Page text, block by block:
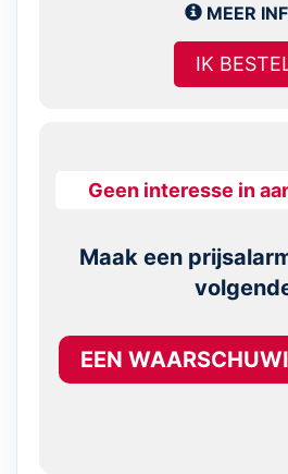
MEER
IK
Geen interesse in
Maak een
EEN